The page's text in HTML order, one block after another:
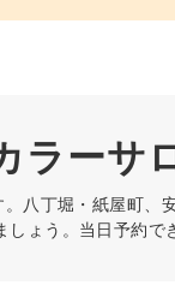
ラーサ
八丁堀・紙屋町、
ょう。当日予約で